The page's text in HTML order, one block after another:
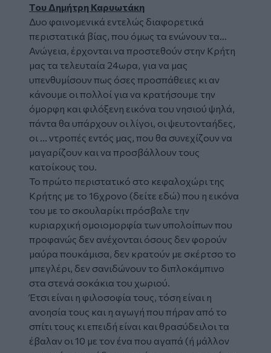
Του Δημήτρη Καρυωτάκη
Δυο φαινομενικά εντελώς διαφορετικά
περιστατικά βίας, που όμως τα ενώνουν τα…
Ανώγεια, έρχονται να προστεθούν στην Κρήτη
μας τα τελευταία 24ωρα, για να μας
υπενθυμίσουν πως όσες προσπάθειες κι αν
κάνουμε οι πολλοί για να κρατήσουμε την
όμορφη και φιλόξενη εικόνα του νησιού ψηλά,
πάντα θα υπάρχουν οι λίγοι, οι ψευτονταήδες,
οι ... ντροπές εντός μας, που θα συνεχίζουν να
μαγαρίζουν και να προσβάλλουν τους
κατοίκους του.
Το πρώτο περιστατικό στο κεφαλοχώρι της
Κρήτης με το 16χρονο (δείτε εδώ) που η εικόνα
του με το σκουλαρίκι πρόσβαλε την
κυριαρχική ομοιομορφία των υπολοίπων που
προφανώς δεν ανέχονται όσους δεν φορούν
μαύρα πουκάμισα, δεν κρατούν με σκέρτσο το
μπεγλέρι, δεν σανιδώνουν το διπλοκάμπινο
στα στενά σοκάκια του χωριού.
Έτσι είναι η φιλοσοφία τους, τόση είναι η
ανοησία τους και η αγωγή που πήραν από το
σπίτι τους κι επειδή είναι και θρασύδειλοι τα
έβαλαν οι 10 με τον ένα που αγαπά (ή μάλλον